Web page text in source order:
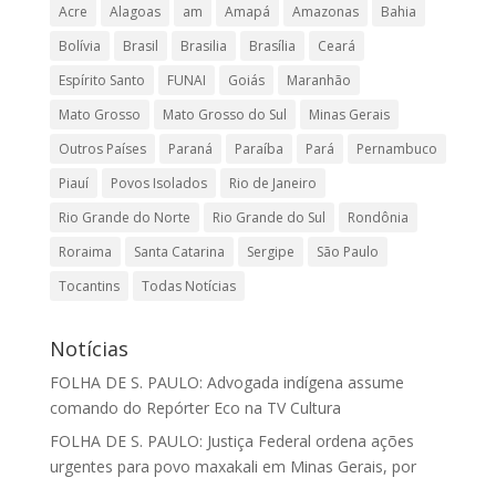
Acre Alagoas am Amapá Amazonas
Bahia
Bolívia
Brasil Brasilia Brasília
Ceará
Espírito Santo
FUNAI Goiás
Maranhão
Mato Grosso
Mato Grosso do Sul
Minas Gerais
Outros Países
Paraná Paraíba Pará
Pernambuco
Piauí
Povos Isolados
Rio de Janeiro
Rio Grande do Norte
Rio Grande do Sul
Rondônia
Roraima
Santa Catarina Sergipe
São Paulo
Tocantins
Todas Notícias
Notícias
FOLHA DE S. PAULO: Advogada indígena assume
comando do Repórter Eco na TV Cultura
FOLHA DE S. PAULO: Justiça Federal ordena ações
urgentes para povo maxakali em Minas Gerais, por